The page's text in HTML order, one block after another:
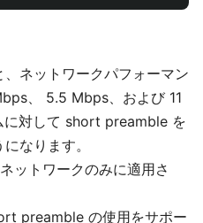
ネットワークパフォーマン
、 5.5 Mbps、および 11
に対して short preamble を
なります。
ットワークのみに適用さ
preamble の使用をサポー